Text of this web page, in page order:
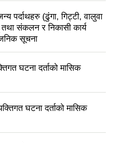
पर्दाथहरु (ढुंगा, गिट्टी, वालुवा
संकलन र निकासी कार्य
सूचना
घटना दर्ताको मासिक
घटना दर्ताको मासिक